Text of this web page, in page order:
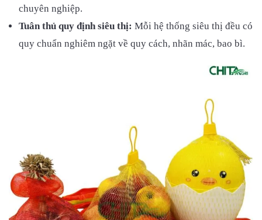
chuyên nghiệp.
Tuân thủ quy định siêu thị: Mỗi hệ thống siêu thị đều có
quy chuẩn nghiêm ngặt về quy cách, nhãn mác, bao bì.